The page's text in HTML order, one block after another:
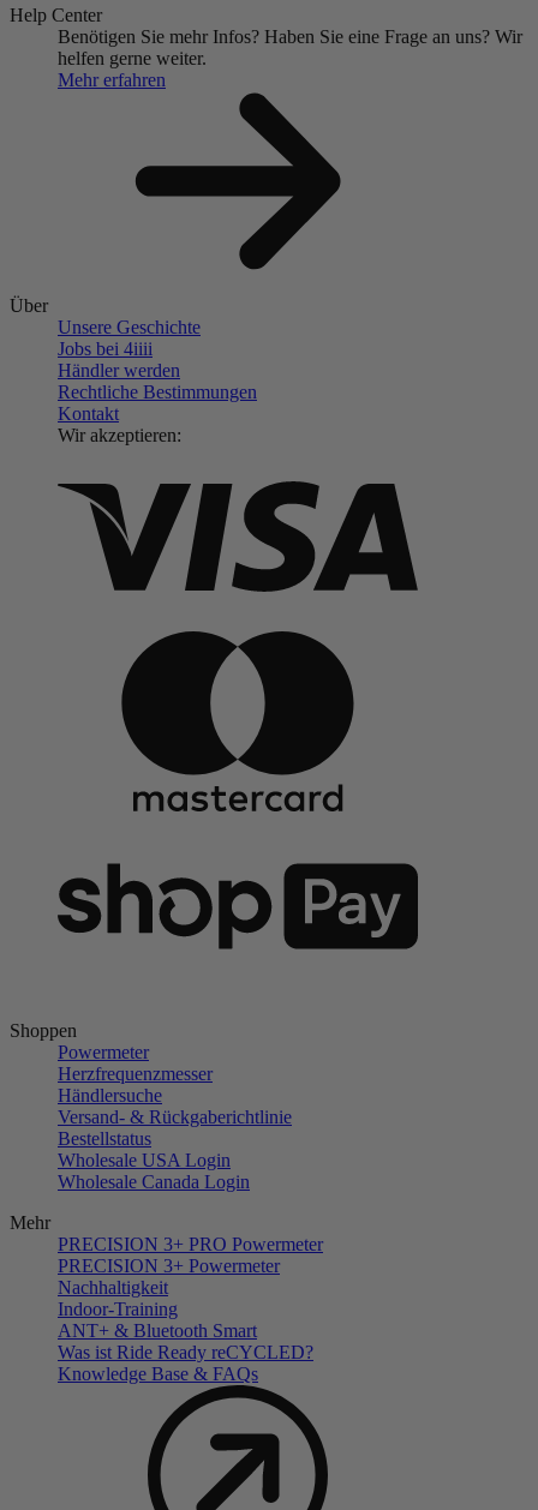
Help Center
Benötigen Sie mehr Infos? Haben Sie eine Frage an uns? Wir
helfen gerne weiter.
Mehr erfahren
Über
Unsere Geschichte
Jobs bei 4iiii
Händler werden
Rechtliche Bestimmungen
Kontakt
Wir akzeptieren:
Shoppen
Powermeter
Herzfrequenzmesser
Händlersuche
Versand- & Rückgaberichtlinie
Bestellstatus
Wholesale USA Login
Wholesale Canada Login
Mehr
PRECISION 3+ PRO Powermeter
PRECISION 3+ Powermeter
Nachhaltigkeit
Indoor-Training
ANT+ & Bluetooth Smart
Was ist Ride Ready reCYCLED?
Knowledge Base & FAQs